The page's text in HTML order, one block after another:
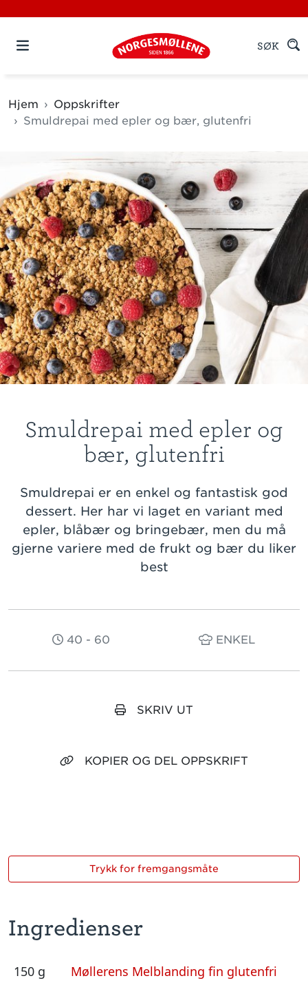
SØK
Hjem
Oppskrifter
Smuldrepai med epler og bær, glutenfri
Smuldrepai med epler og
bær, glutenfri
Smuldrepai er en enkel og fantastisk god
dessert. Her har vi laget en variant med
epler, blåbær og bringebær, men du må
gjerne variere med de frukt og bær du liker
best
40 - 60 ENKEL
SKRIV UT
KOPIER OG DEL OPPSKRIFT
Ingredienser
150 g
Møllerens Melblanding fin glutenfri
Trykk for fremgangsmåte